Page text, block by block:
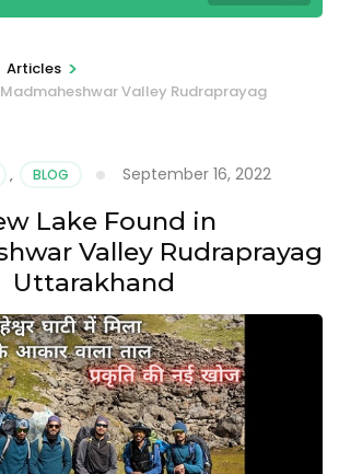
Articles >
Madmaheshwar Valley Rudraprayag
, BLOG September 16, 2022
Lake Found in
Valley Rudraprayag
Uttarakhand